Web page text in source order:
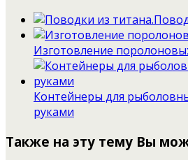
Изготовление
Контейнеры для
руками
Также на эту тему Вы